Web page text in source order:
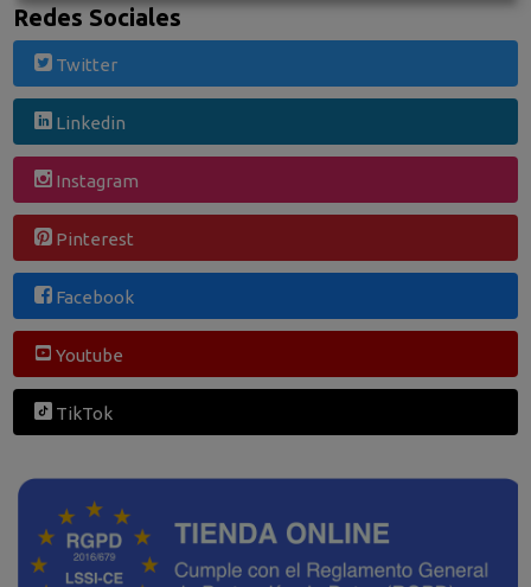
Redes Sociales
Twitter
Linkedin
Instagram
Pinterest
Facebook
Youtube
TikTok